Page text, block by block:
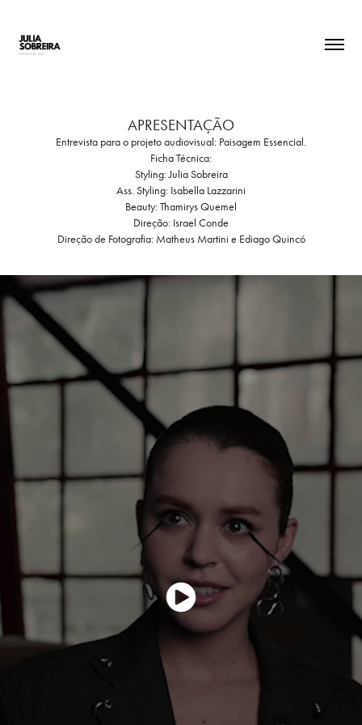
APRESENTAÇÃO
Entrevista para o projeto audiovisual: Paisagem Essencial.
Ficha Técnica:
Styling: Julia Sobreira
Ass. Styling: Isabella Lazzarini
Beauty: Thamirys Quemel
Direção: Israel Conde
Direção de Fotografia: Matheus Martini e Ediago Quincó